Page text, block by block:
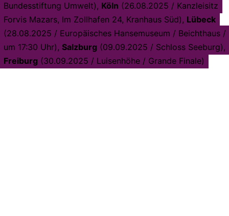
Bundesstiftung Umwelt), Köln (26.08.2025 / Kanzleisitz
Forvis Mazars, Im Zollhafen 24, Kranhaus Süd), Lübeck
(28.08.2025 / Europäisches Hansemuseum / Beichthaus /
um 17:30 Uhr), Salzburg (09.09.2025 / Schloss Seeburg),
Freiburg (30.09.2025 / Luisenhöhe / Grande Finale)